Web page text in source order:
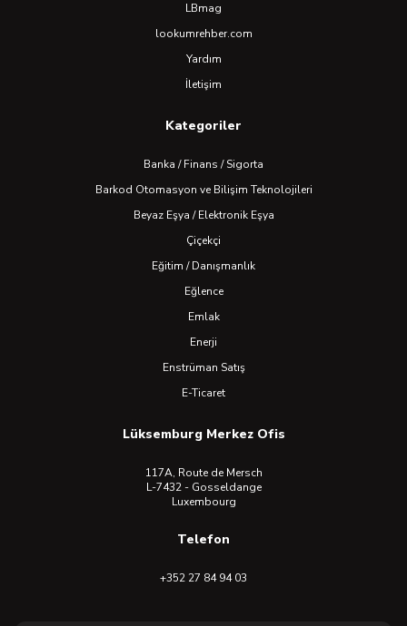
LBmag
lookumrehber.com
Yardım
İletişim
Kategoriler
Banka / Finans / Sigorta
Barkod Otomasyon ve Bilişim Teknolojileri
Beyaz Eşya / Elektronik Eşya
Çiçekçi
Eğitim / Danışmanlık
Eğlence
Emlak
Enerji
Enstrüman Satış
E-Ticaret
Lüksemburg Merkez Ofis
117A, Route de Mersch
L-7432 - Gosseldange
Luxembourg
Telefon
+352 27 84 94 03